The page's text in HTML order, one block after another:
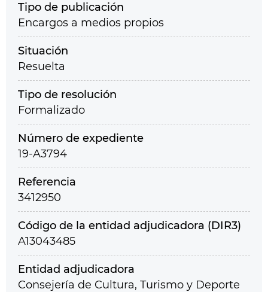
Tipo de publicación
Encargos a medios propios
Situación
Resuelta
Tipo de resolución
Formalizado
Número de expediente
19-A3794
Referencia
3412950
Código de la entidad adjudicadora (DIR3)
A13043485
Entidad adjudicadora
Consejería de Cultura, Turismo y Deporte